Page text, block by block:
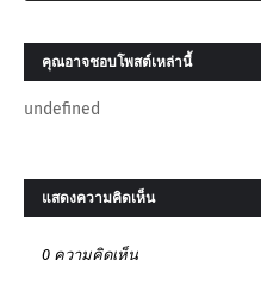
คุณอาจชอบโพสต์เหล่านี้
undefined
แสดงความคิดเห็น
0 ความคิดเห็น